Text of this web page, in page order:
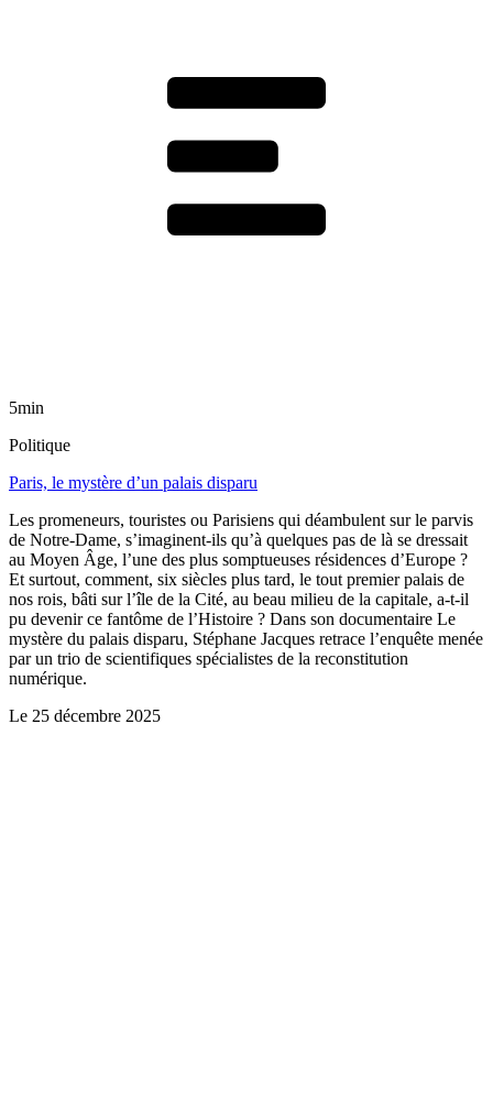
5min
Politique
Paris, le mystère d’un palais disparu
Les promeneurs, touristes ou Parisiens qui déambulent sur le parvis
de Notre-Dame, s’imaginent-ils qu’à quelques pas de là se dressait
au Moyen Âge, l’une des plus somptueuses résidences d’Europe ?
Et surtout, comment, six siècles plus tard, le tout premier palais de
nos rois, bâti sur l’île de la Cité, au beau milieu de la capitale, a-t-il
pu devenir ce fantôme de l’Histoire ? Dans son documentaire Le
mystère du palais disparu, Stéphane Jacques retrace l’enquête menée
par un trio de scientifiques spécialistes de la reconstitution
numérique.
Le 25 décembre 2025